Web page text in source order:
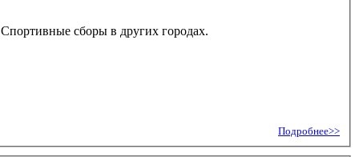
сборы в других городах.
Подробнее>>